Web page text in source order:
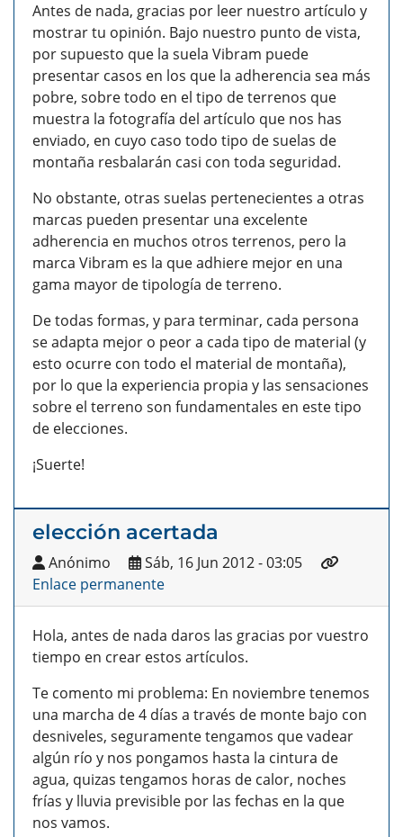
Antes de nada, gracias por leer nuestro artículo y
mostrar tu opinión. Bajo nuestro punto de vista,
por supuesto que la suela Vibram puede
presentar casos en los que la adherencia sea más
pobre, sobre todo en el tipo de terrenos que
muestra la fotografía del artículo que nos has
enviado, en cuyo caso todo tipo de suelas de
montaña resbalarán casi con toda seguridad.
No obstante, otras suelas pertenecientes a otras
marcas pueden presentar una excelente
adherencia en muchos otros terrenos, pero la
marca Vibram es la que adhiere mejor en una
gama mayor de tipología de terreno.
De todas formas, y para terminar, cada persona
se adapta mejor o peor a cada tipo de material (y
esto ocurre con todo el material de montaña),
por lo que la experiencia propia y las sensaciones
sobre el terreno son fundamentales en este tipo
de elecciones.
¡Suerte!
elección acertada
Anónimo
Sáb, 16 Jun 2012 - 03:05
Enlace permanente
Hola, antes de nada daros las gracias por vuestro
tiempo en crear estos artículos.
Te comento mi problema: En noviembre tenemos
una marcha de 4 días a través de monte bajo con
desniveles, seguramente tengamos que vadear
algún río y nos pongamos hasta la cintura de
agua, quizas tengamos horas de calor, noches
frías y lluvia previsible por las fechas en la que
nos vamos.